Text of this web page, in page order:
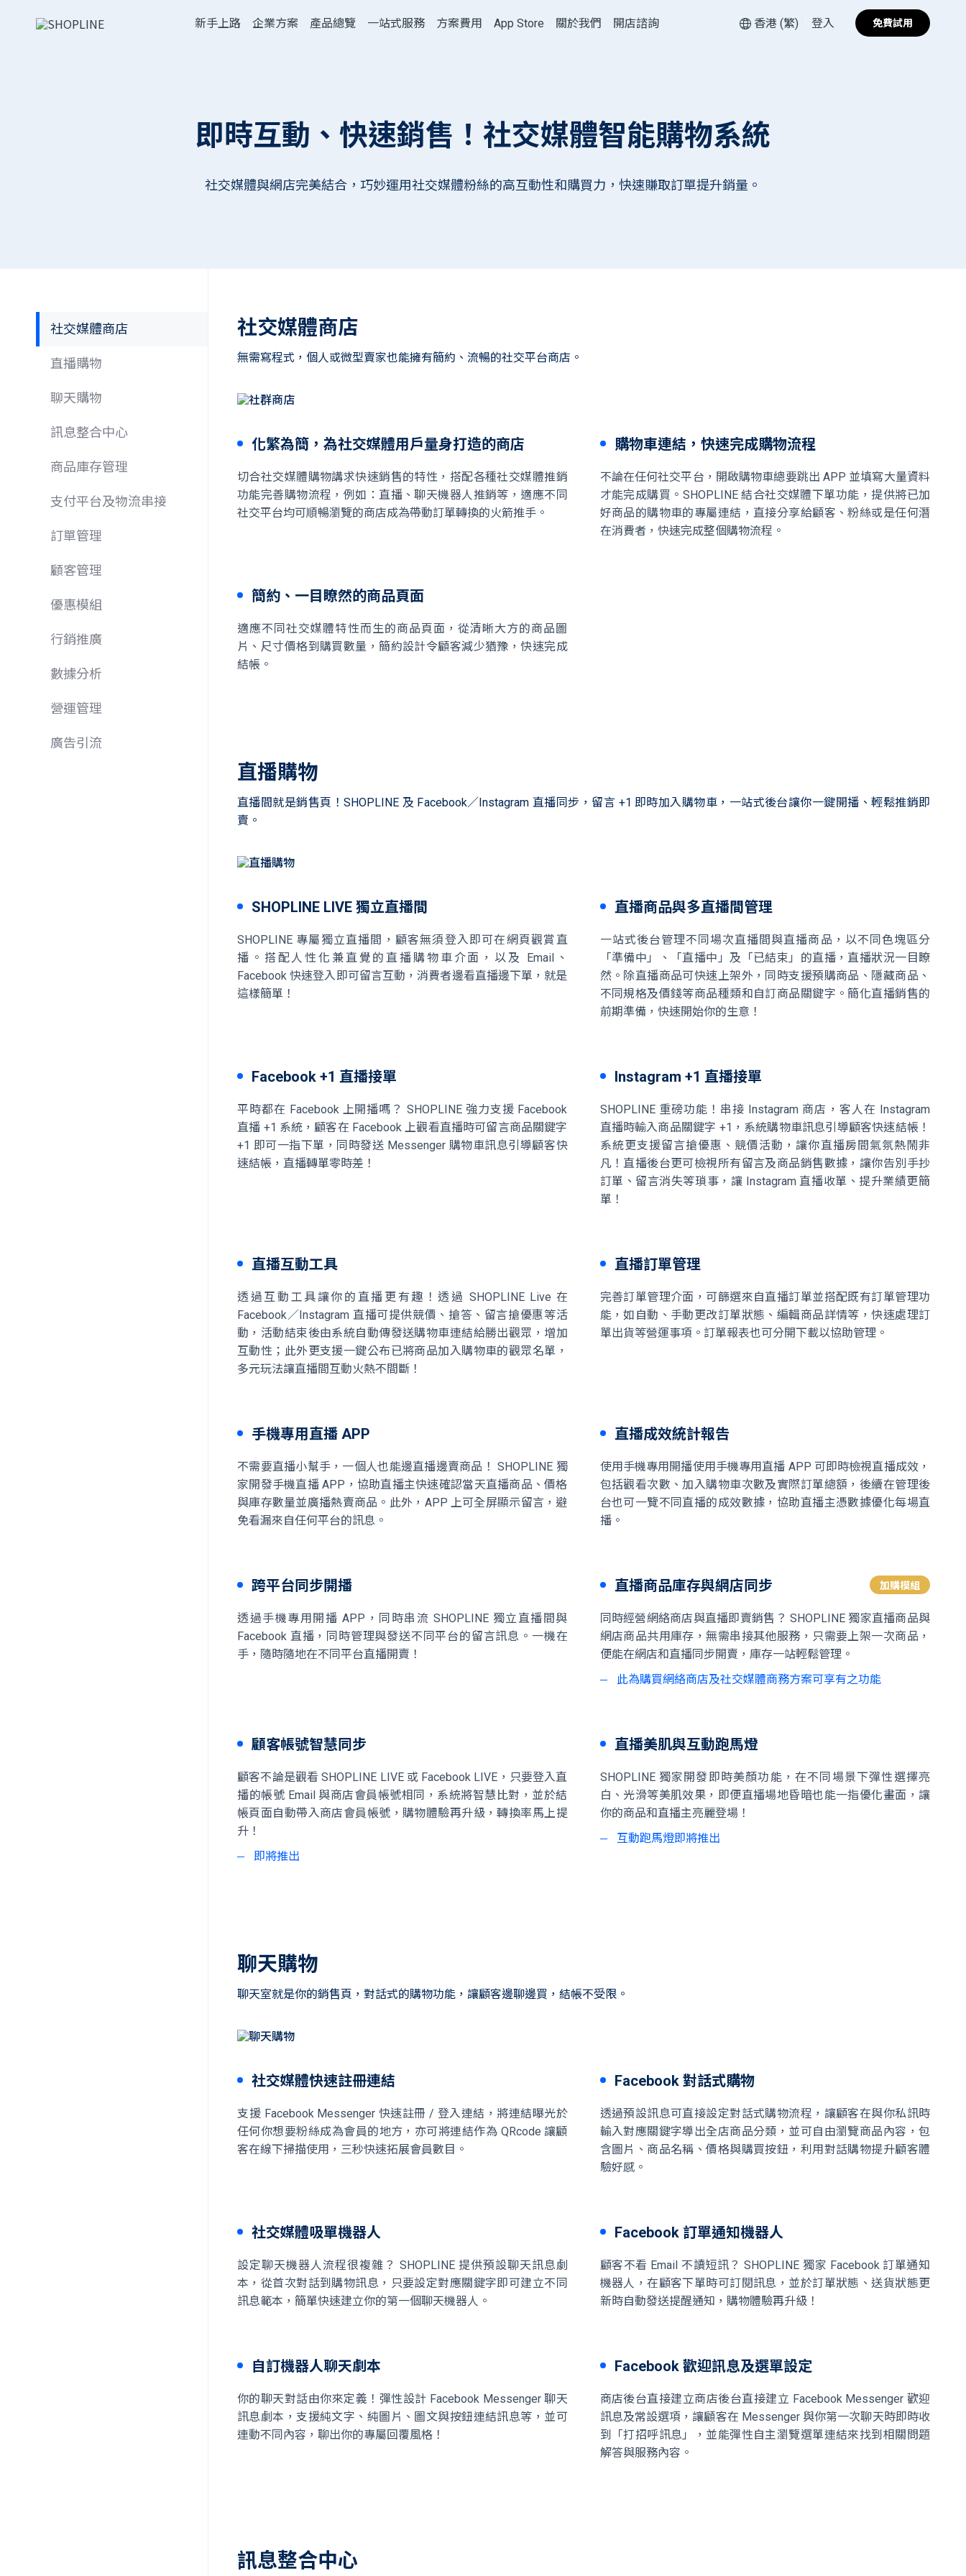
新手上路 企業方案 產品總覽 一站式服務 方案費用 App Store 關於我們 開店諮詢 香港 (繁) 登入 免費試用
即時互動、快速銷售！社交媒體智能購物系統
社交媒體與網店完美結合，巧妙運用社交媒體粉絲的高互動性和購買力，快速賺取訂單提升銷量。
社交媒體商店
直播購物
聊天購物
訊息整合中心
商品庫存管理
支付平台及物流串接
訂單管理
顧客管理
優惠模組
行銷推廣
數據分析
營運管理
廣告引流
社交媒體商店
無需寫程式，個人或微型賣家也能擁有簡約、流暢的社交平台商店。
化繁為簡，為社交媒體用戶量身打造的商店
切合社交媒體購物講求快速銷售的特性，搭配各種社交媒體推銷
功能完善購物流程，例如：直播、聊天機器人推銷等，適應不同
社交平台均可順暢瀏覽的商店成為帶動訂單轉換的火箭推手。
購物車連結，快速完成購物流程
不論在任何社交平台，開啟購物車總要跳出 APP 並填寫大量資料
才能完成購買。SHOPLINE 結合社交媒體下單功能，提供將已加
好商品的購物車的專屬連結，直接分享給顧客、粉絲或是任何潛
在消費者，快速完成整個購物流程。
簡約、一目瞭然的商品頁面
適應不同社交媒體特性而生的商品頁面，從清晰大方的商品圖
片、尺寸價格到購買數量，簡約設計令顧客減少猶豫，快速完成
結帳。
直播購物
直播間就是銷售頁！SHOPLINE 及 Facebook／Instagram 直播同步，留言 +1 即時加入購物車，一站式後台讓你一鍵開播、輕鬆推銷即
賣。
SHOPLINE LIVE 獨立直播間
SHOPLINE 專屬獨立直播間，顧客無須登入即可在網頁觀賞直
播。搭配人性化兼直覺的直播購物車介面，以及 Email、
Facebook 快速登入即可留言互動，消費者邊看直播邊下單，就是
這樣簡單！
直播商品與多直播間管理
一站式後台管理不同場次直播間與直播商品，以不同色塊區分
「準備中」、「直播中」及「已結束」的直播，直播狀況一目瞭
然。除直播商品可快速上架外，同時支援預購商品、隱藏商品、
不同規格及價錢等商品種類和自訂商品關鍵字。簡化直播銷售的
前期準備，快速開始你的生意！
Facebook +1 直播接單
平時都在 Facebook 上開播嗎？ SHOPLINE 強力支援 Facebook
直播 +1 系統，顧客在 Facebook 上觀看直播時可留言商品關鍵字
+1 即可一指下單，同時發送 Messenger 購物車訊息引導顧客快
速結帳，直播轉單零時差！
Instagram +1 直播接單
SHOPLINE 重磅功能！串接 Instagram 商店，客人在 Instagram
直播時輸入商品關鍵字 +1，系統購物車訊息引導顧客快速結帳！
系統更支援留言搶優惠、競價活動，讓你直播房間氣氛熱鬧非
凡！直播後台更可檢視所有留言及商品銷售數據，讓你告別手抄
訂單、留言消失等瑣事，讓 Instagram 直播收單、提升業績更簡
單！
直播互動工具
透過互動工具讓你的直播更有趣！透過 SHOPLINE Live 在
Facebook／Instagram 直播可提供競價、搶答、留言搶優惠等活
動，活動結束後由系統自動傳發送購物車連結給勝出觀眾，增加
互動性；此外更支援一鍵公布已將商品加入購物車的觀眾名單，
多元玩法讓直播間互動火熱不間斷！
直播訂單管理
完善訂單管理介面，可篩選來自直播訂單並搭配既有訂單管理功
能，如自動、手動更改訂單狀態、編輯商品詳情等，快速處理訂
單出貨等營運事項。訂單報表也可分開下載以協助管理。
手機專用直播 APP
不需要直播小幫手，一個人也能邊直播邊賣商品！ SHOPLINE 獨
家開發手機直播 APP，協助直播主快速確認當天直播商品、價格
與庫存數量並廣播熱賣商品。此外，APP 上可全屏顯示留言，避
免看漏來自任何平台的訊息。
直播成效統計報告
使用手機專用開播使用手機專用直播 APP 可即時檢視直播成效，
包括觀看次數、加入購物車次數及實際訂單總額，後續在管理後
台也可一覽不同直播的成效數據，協助直播主憑數據優化每場直
播。
跨平台同步開播
透過手機專用開播 APP，同時串流 SHOPLINE 獨立直播間與
Facebook 直播，同時管理與發送不同平台的留言訊息。一機在
手，隨時隨地在不同平台直播開賣！
直播商品庫存與網店同步 加購模組
同時經營網絡商店與直播即賣銷售？ SHOPLINE 獨家直播商品與
網店商品共用庫存，無需串接其他服務，只需要上架一次商品，
便能在網店和直播同步開賣，庫存一站輕鬆管理。
此為購買網絡商店及社交媒體商務方案可享有之功能
顧客帳號智慧同步
顧客不論是觀看 SHOPLINE LIVE 或 Facebook LIVE，只要登入直
播的帳號 Email 與商店會員帳號相同，系統將智慧比對，並於結
帳頁面自動帶入商店會員帳號，購物體驗再升級，轉換率馬上提
升！
即將推出
直播美肌與互動跑馬燈
SHOPLINE 獨家開發即時美顏功能，在不同場景下彈性選擇亮
白、光滑等美肌效果，即便直播場地昏暗也能一指優化畫面，讓
你的商品和直播主亮麗登場！
互動跑馬燈即將推出
聊天購物
聊天室就是你的銷售頁，對話式的購物功能，讓顧客邊聊邊買，結帳不受限。
社交媒體快速註冊連結
支援 Facebook Messenger 快速註冊 / 登入連結，將連結曝光於
任何你想要粉絲成為會員的地方，亦可將連結作為 QRcode 讓顧
客在線下掃描使用，三秒快速拓展會員數目。
Facebook 對話式購物
透過預設訊息可直接設定對話式購物流程，讓顧客在與你私訊時
輸入對應關鍵字導出全店商品分類，並可自由瀏覽商品內容，包
含圖片、商品名稱、價格與購買按鈕，利用對話購物提升顧客體
驗好感。
社交媒體吸單機器人
設定聊天機器人流程很複雜？ SHOPLINE 提供預設聊天訊息劇
本，從首次對話到購物訊息，只要設定對應關鍵字即可建立不同
訊息範本，簡單快速建立你的第一個聊天機器人。
Facebook 訂單通知機器人
顧客不看 Email 不讀短訊？ SHOPLINE 獨家 Facebook 訂單通知
機器人，在顧客下單時可訂閱訊息，並於訂單狀態、送貨狀態更
新時自動發送提醒通知，購物體驗再升級！
自訂機器人聊天劇本
你的聊天對話由你來定義！彈性設計 Facebook Messenger 聊天
訊息劇本，支援純文字、純圖片、圖文與按鈕連結訊息等，並可
連動不同內容，聊出你的專屬回覆風格！
Facebook 歡迎訊息及選單設定
商店後台直接建立商店後台直接建立 Facebook Messenger 歡迎
訊息及常設選項，讓顧客在 Messenger 與你第一次聊天時即時收
到「打招呼訊息」，並能彈性自主瀏覽選單連結來找到相關問題
解答與服務內容。
訊息整合中心